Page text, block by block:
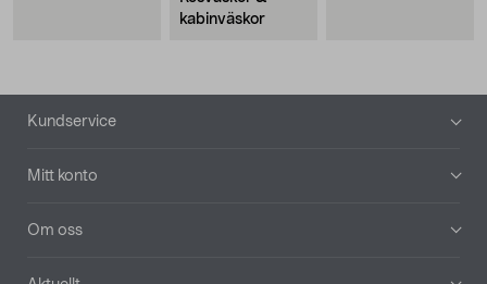
kabinväskor
Sidfot
Kundservice
Mitt konto
Om oss